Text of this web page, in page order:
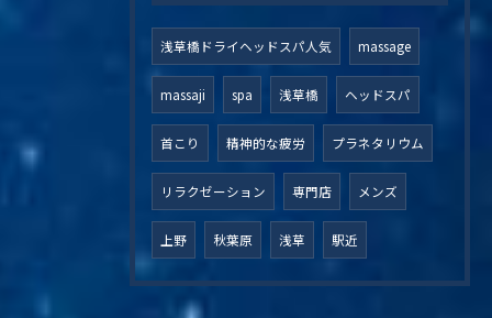
浅草橋ドライヘッドスパ人気 massage
massaji spa 浅草橋 ヘッドスパ
首こり 精神的な疲労 プラネタリウム
リラクゼーション 専門店 メンズ
上野 秋葉原 浅草 駅近